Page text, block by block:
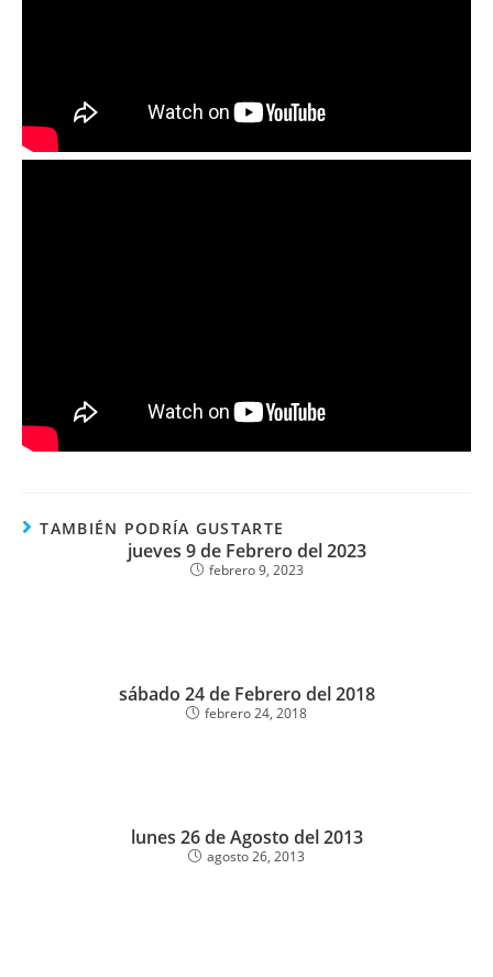
TAMBIÉN PODRÍA GUSTARTE
jueves 9 de Febrero del 2023
febrero 9, 2023
sábado 24 de Febrero del 2018
febrero 24, 2018
lunes 26 de Agosto del 2013
agosto 26, 2013